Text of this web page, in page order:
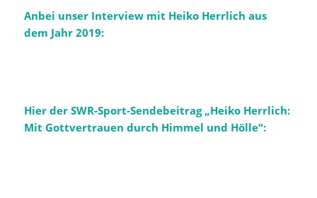
Anbei unser Interview mit Heiko Herrlich aus
dem Jahr 2019:
Hier der SWR-Sport-Sendebeitrag „Heiko Herrlich:
Mit Gottvertrauen durch Himmel und Hölle“: